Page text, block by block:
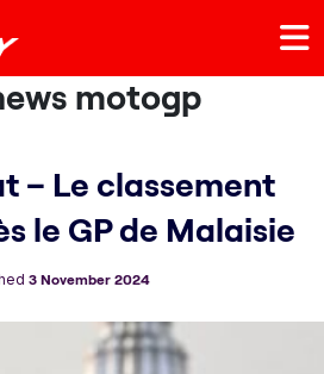
motogp
– Le classement
le GP de Malaisie
3 November 2024